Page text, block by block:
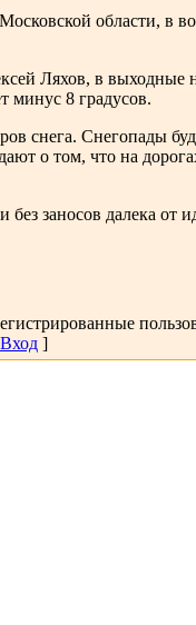
области, в
Ляхов, в выходные
минус 8 градусов.
снега. Снегопады
о том, что на
заносов далека от
Вход ]